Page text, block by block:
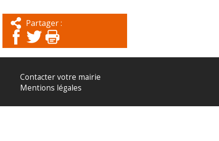
Partager :
Contacter votre mairie
Mentions légales